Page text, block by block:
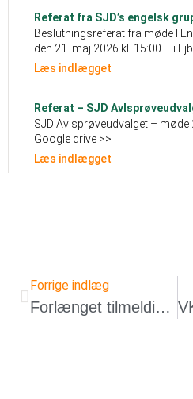
Referat fra SJD’s engelsk
Beslutningsreferat fra møde I
den 21. maj 2026 kl. 15:00 – i
Læs indlægget
Referat – SJD
SJD Avlsprøveudvalget –
Google drive >>
Læs indlægget
Forrige indlæg
Forlænget tilmeldingsfrist for VK Holsted, Rødby og Gunderslevhom